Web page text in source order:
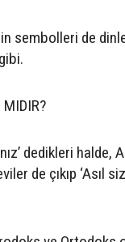
sembolleri de
MIDIR?
dedikleri
de çıkıp